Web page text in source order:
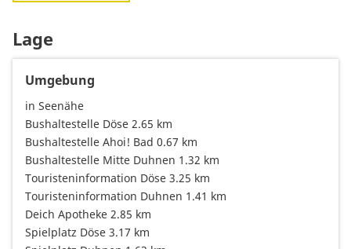
Lage
Umgebung
in Seenähe
Bushaltestelle Döse 2.65 km
Bushaltestelle Ahoi! Bad 0.67 km
Bushaltestelle Mitte Duhnen 1.32 km
Touristeninformation Döse 3.25 km
Touristeninformation Duhnen 1.41 km
Deich Apotheke 2.85 km
Spielplatz Döse 3.17 km